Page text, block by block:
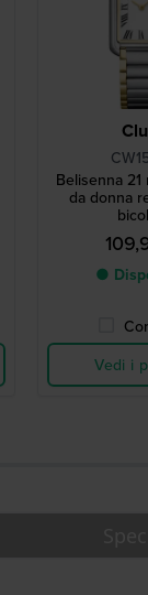
Belisenna
da donna
●
Vedi i